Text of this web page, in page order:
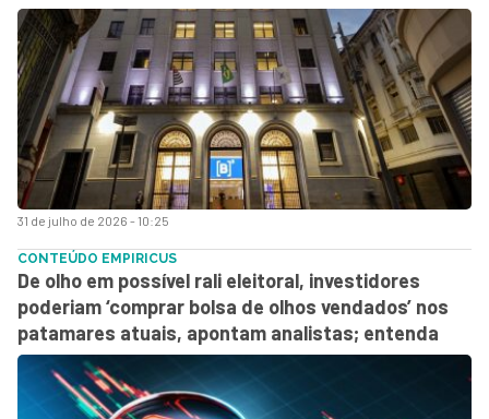
31 de julho de 2026 - 10:25
CONTEÚDO EMPIRICUS
De olho em possível rali eleitoral, investidores
poderiam ‘comprar bolsa de olhos vendados’ nos
patamares atuais, apontam analistas; entenda